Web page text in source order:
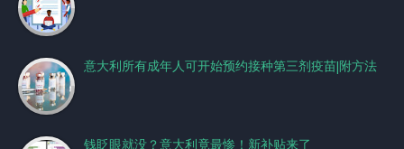
意大利所有成年人可开始预约接种第三剂疫苗|附方法
钱眨眼就没？意大利竟最惨！新补贴来了